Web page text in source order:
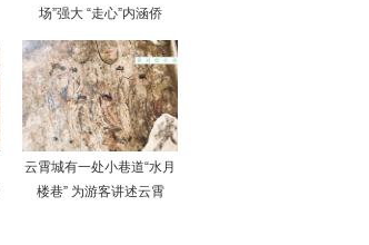
场”强大 “走心”内涵侨
云霄城有一处小巷道“水月
楼巷” 为游客讲述云霄